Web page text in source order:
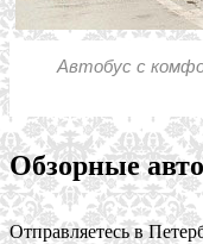
Автобус с
Обзорные
Отправляетесь в